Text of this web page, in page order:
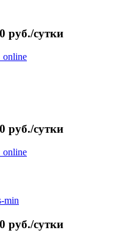
руб./сутки
руб./сутки
руб./сутки